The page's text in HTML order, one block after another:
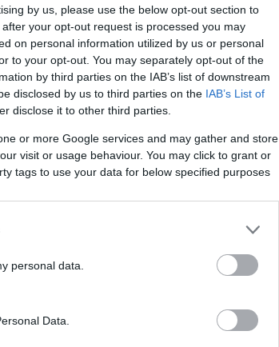
by us, please use the below opt-out section to
your opt-out request is processed you may
on personal information utilized by us or personal
to your opt-out. You may separately opt-out of the
by third parties on the IAB’s list of downstream
disclosed by us to third parties on the IAB’s List of
disclose it to other third parties.
or more Google services and may gather and store
visit or usage behaviour. You may click to grant or
tags to use your data for below specified purposes
personal data.
Data.